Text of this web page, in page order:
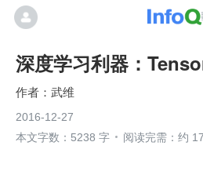
深度学习利器：
武维
2016-12-27
本文字数：5238 字
阅读完需：约